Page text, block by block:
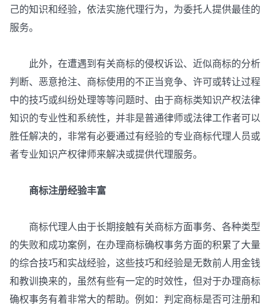
己的知识和经验，依法实施代理行为，为委托人提供最佳的
服务。
此外，在遭遇到有关商标的侵权诉讼、近似商标的分析
判断、恶意抢注、商标使用的不正当竞争、许可或转让过程
中的技巧或纠纷处理等等问题时、由于商标类知识产权法律
知识的专业性和系统性，并非是普通律师或法律工作者可以
胜任解决的，非常有必要通过有经验的专业商标代理人员或
者专业知识产权律师来解决或提供代理服务。
商标注册经验丰富
商标代理人由于长期接触有关商标方面事务、各种类型
的失败和成功案例，在办理商标确权事务方面的积累了大量
的综合技巧和实战经验，这些技巧和经验是无数前人用金钱
和教训换来的，虽然有些有一定的时效性，但对于办理商标
确权事务有着非常大的帮助。例如：判定商标是否可注册和